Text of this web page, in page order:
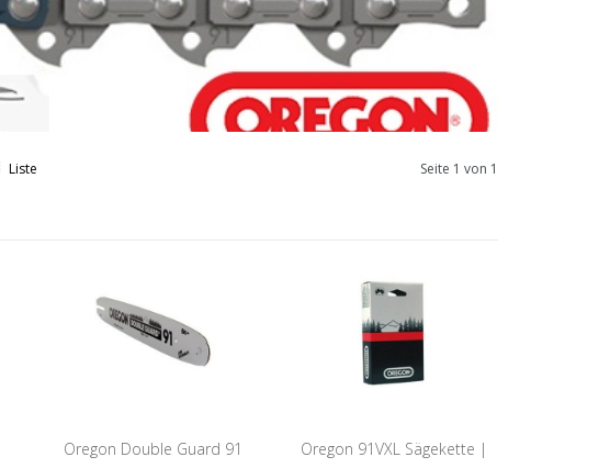
Liste Seite 1 von 1
Oregon Double Guard 91 Oregon 91VXL Sägekette |